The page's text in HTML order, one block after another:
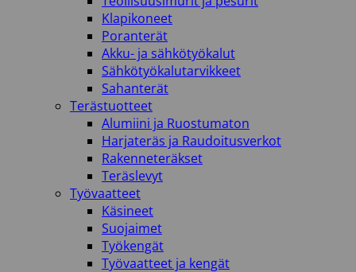
Klapikoneet
Poranterät
Akku- ja sähkötyökalut
Sähkötyökalutarvikkeet
Sahanterät
Terästuotteet
Alumiini ja Ruostumaton
Harjateräs ja Raudoitusverkot
Rakenneteräkset
Teräslevyt
Työvaatteet
Käsineet
Suojaimet
Työkengät
Työvaatteet ja kengät